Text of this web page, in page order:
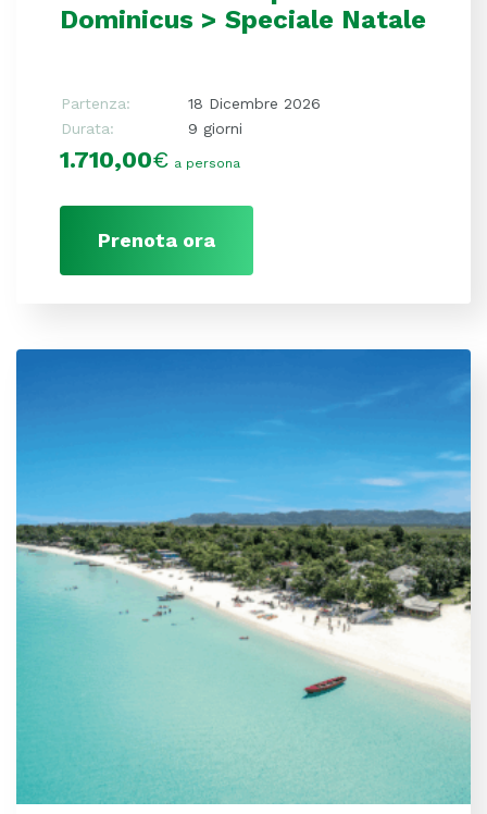
Dominicus > Speciale Natale
Partenza:
18 Dicembre 2026
Durata:
9 giorni
1.710,00€ a persona
Prenota ora